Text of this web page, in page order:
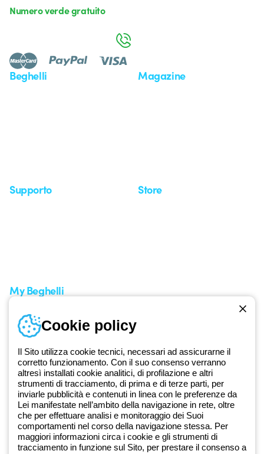
Dal 2025 Beghelli è parte del Gruppo GEWISS, all’interno
dell’ecosistema GEWISS LightZone, dove realizziamo soluzioni di
illuminazione integrate che trasformano la complessità in semplicità,
supportando professionisti e utenti finali nella realizzazione dei loro
bisogni.Scopri di più su GEWISS
Beghelli Magazine
Supporto Store
My Beghelli
Accedi o registrati
Formazione
Documentazione e software
Iscriviti alla newsletter
Numero verde gratuito
Cookie policy
Il Sito utilizza cookie tecnici, necessari ad assicurarne il
corretto funzionamento. Con il suo consenso verranno
altresì installati cookie analitici, di profilazione e altri
strumenti di tracciamento, di prima e di terze parti, per
inviarle pubblicità e contenuti in linea con le preferenze da
Lei manifestate nell’ambito della navigazione in rete, oltre
che per effettuare analisi e monitoraggio dei Suoi
comportamenti nel corso della navigazione stessa. Per
maggiori informazioni circa i cookie e gli strumenti di
tracciamento in funzione sul Sito, per prestare il consenso a